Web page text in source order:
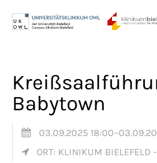
Babytown
03.09.2025
ORT: KLINIKUM BIELEFELD -